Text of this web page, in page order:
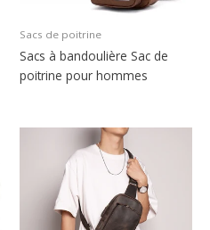
Sacs de poitrine
Sacs à bandoulière Sac de
poitrine pour hommes